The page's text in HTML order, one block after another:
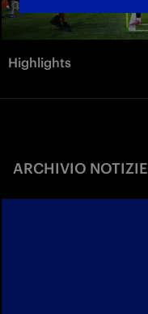
Highlights
ARCHIVIO NOTIZIE